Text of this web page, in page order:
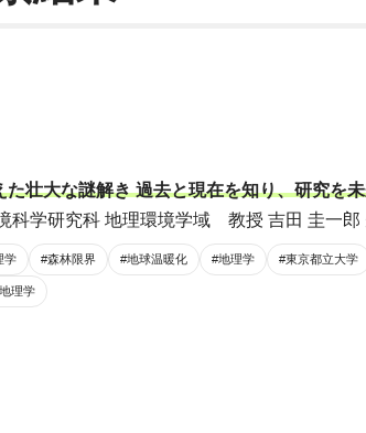
壮大な謎解き 過去と現在を知り、研究を
科学研究科 地理環境学域 教授 吉田 圭一郎
学 #森林限界 #地球温暖化 #地理学 #東京都立大学
理学